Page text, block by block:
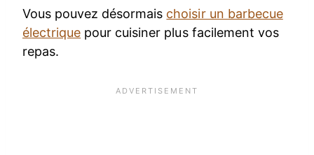
Vous pouvez désormais choisir un barbecue
électrique pour cuisiner plus facilement vos
repas.